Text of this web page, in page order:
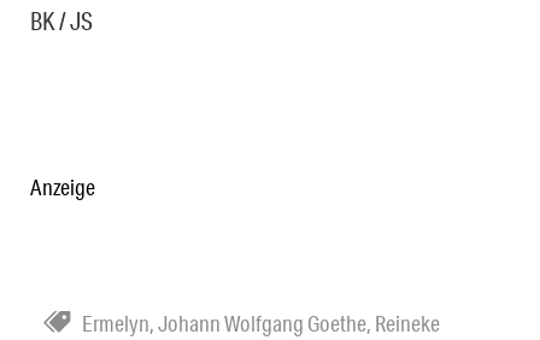
BK / JS
Anzeige
Ermelyn,Johann Wolfgang Goethe, Reineke